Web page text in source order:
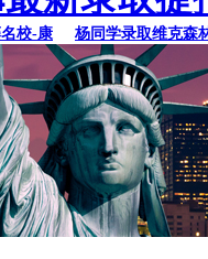
康 杨同学录取维克森林大